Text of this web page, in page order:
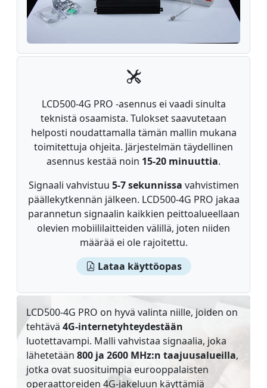
LCD500-4G PRO -asennus ei vaadi sinulta
teknistä osaamista. Tulokset saavutetaan
helposti noudattamalla tämän mallin mukana
toimitettuja ohjeita. Järjestelmän täydellinen
asennus kestää noin 15-20 minuuttia.
Signaali vahvistuu 5-7 sekunnissa vahvistimen
päällekytkennän jälkeen. LCD500-4G PRO jakaa
parannetun signaalin kaikkien peittoalueellaan
olevien mobiililaitteiden välillä, joten niiden
määrää ei ole rajoitettu.
Lataa käyttöopas
LCD500-4G PRO on hyvä valinta niille, joiden on
tehtävä 4G-internetyhteydestään
luotettavampi. Malli vahvistaa signaalia, joka
lähetetään 800 ja 2600 MHz:n taajuusalueilla,
jotka ovat suosituimpia eurooppalaisten
operaattoreiden 4G-jakeluun käyttämiä